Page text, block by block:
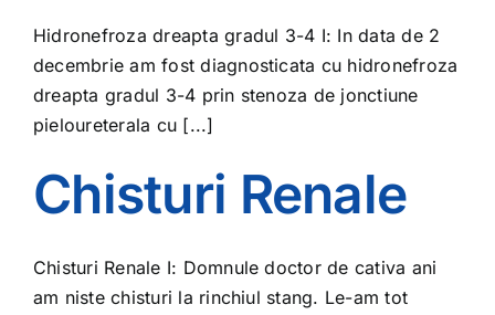
Hidronefroza dreapta gradul 3-4 I: In data de 2
decembrie am fost diagnosticata cu hidronefroza
dreapta gradul 3-4 prin stenoza de jonctiune
pieloureterala cu [...]
Chisturi Renale
Chisturi Renale I: Domnule doctor de cativa ani
am niste chisturi la rinchiul stang. Le-am tot